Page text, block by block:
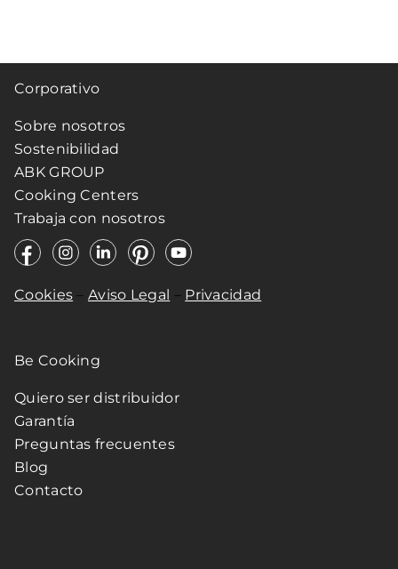
Corporativo
Sobre nosotros
Sostenibilidad
ABK GROUP
Cooking Centers
Trabaja con nosotros
Cookies –Aviso Legal – Privacidad
Be Cooking
Quiero ser distribuidor
Garantía
Preguntas frecuentes
Blog
Contacto